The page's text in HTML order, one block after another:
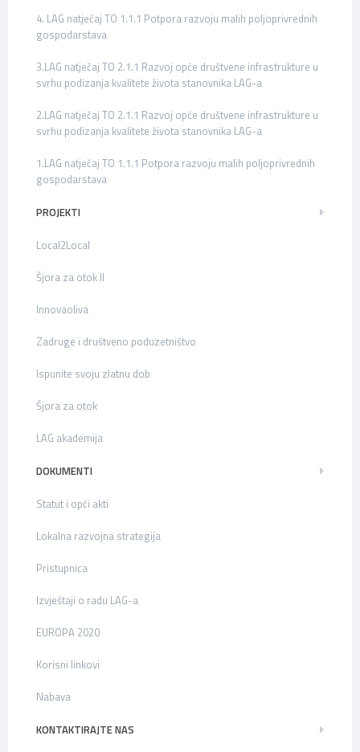
4. LAG natječaj TO 1.1.1 Potpora razvoju malih poljoprivrednih
gospodarstava
3.LAG natječaj TO 2.1.1 Razvoj opće društvene infrastrukture u
svrhu podizanja kvalitete života stanovnika LAG-a
2.LAG natječaj TO 2.1.1 Razvoj opće društvene infrastrukture u
svrhu podizanja kvalitete života stanovnika LAG-a
1.LAG natječaj TO 1.1.1 Potpora razvoju malih poljoprivrednih
gospodarstava
PROJEKTI
Local2Local
Šjora za otok II
Innovaoliva
Zadruge i društveno poduzetništvo
Ispunite svoju zlatnu dob
Šjora za otok
LAG akademija
DOKUMENTI
Statut i opći akti
Lokalna razvojna strategija
Pristupnica
Izvještaji o radu LAG-a
EUROPA 2020
Korisni linkovi
Nabava
KONTAKTIRAJTE NAS